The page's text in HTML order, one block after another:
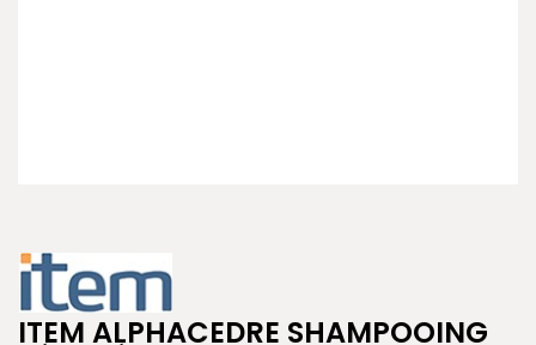
ITEM ALPHACEDRE SHAMPOOING